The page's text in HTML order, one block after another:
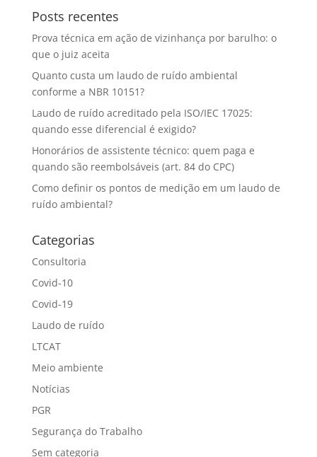
Posts recentes
Prova técnica em ação de vizinhança por barulho: o
que o juiz aceita
Quanto custa um laudo de ruído ambiental
conforme a NBR 10151?
Laudo de ruído acreditado pela ISO/IEC 17025:
quando esse diferencial é exigido?
Honorários de assistente técnico: quem paga e
quando são reembolsáveis (art. 84 do CPC)
Como definir os pontos de medição em um laudo de
ruído ambiental?
Categorias
Consultoria
Covid-10
Covid-19
Laudo de ruído
LTCAT
Meio ambiente
Notícias
PGR
Segurança do Trabalho
Sem categoria